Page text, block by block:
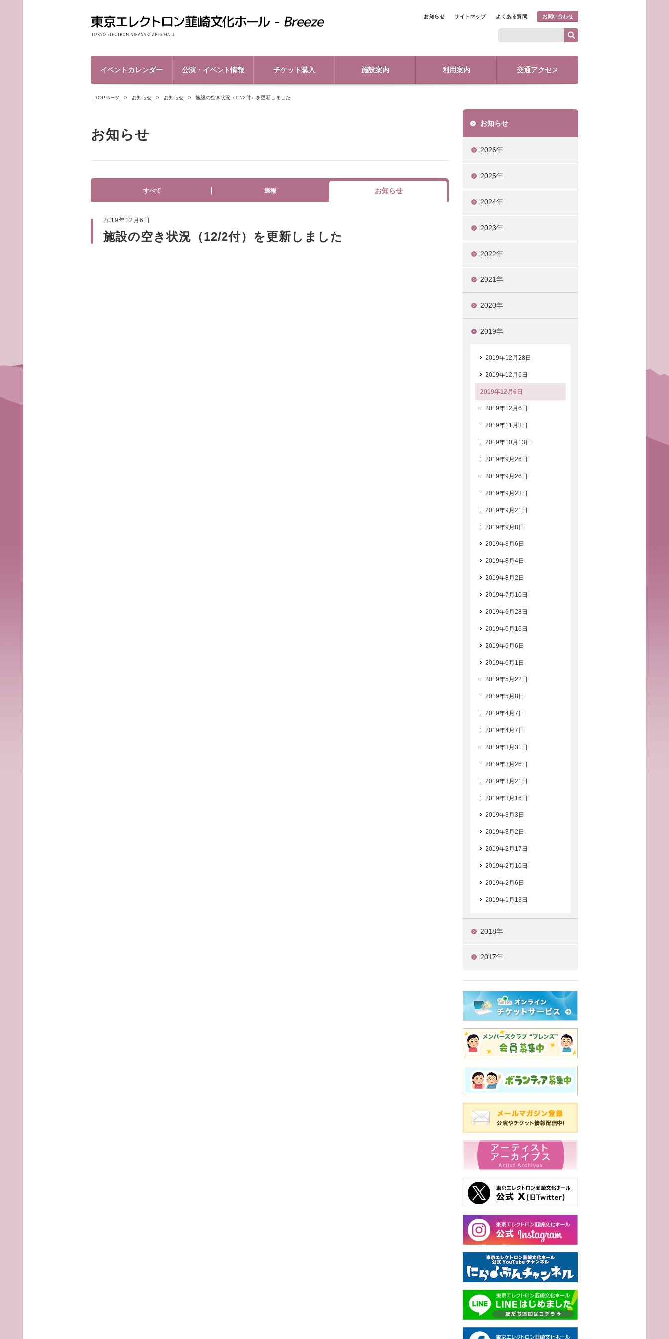
お知らせ サイトマップ よくある質問 お問い合わせ
イベントカレンダー 公演・イベント情報 チケット購入 施設案内 利用案内 交通アクセス
TOPページ お知らせ お知らせ 施設の空き状況（12/2付）を更新しました
お知らせ
すべて 速報 お知らせ
2019年12月6日
施設の空き状況（12/2付）を更新しました
お知らせ
2026年
2025年
2024年
2023年
2022年
2021年
2020年
2019年
2019年12月28日
2019年12月6日
2019年12月6日
2019年12月6日
2019年11月3日
2019年10月13日
2019年9月26日
2019年9月26日
2019年9月23日
2019年9月21日
2019年9月8日
2019年8月6日
2019年8月4日
2019年8月2日
2019年7月10日
2019年6月28日
2019年6月16日
2019年6月6日
2019年6月1日
2019年5月22日
2019年5月8日
2019年4月7日
2019年4月7日
2019年3月31日
2019年3月26日
2019年3月21日
2019年3月16日
2019年3月3日
2019年3月2日
2019年2月17日
2019年2月10日
2019年2月6日
2019年1月13日
2018年
2017年